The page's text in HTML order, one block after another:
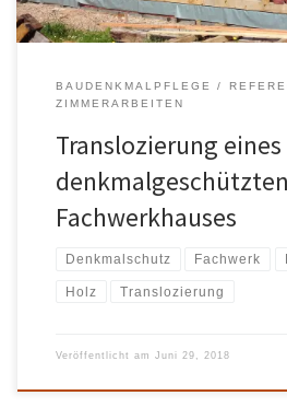
BAUDENKMALPFLEGE
ZIMMERARBEITEN
Translozierung eines
denkmalgeschützten
Fachwerkhauses
Denkmalschutz Fachwerk
Holz Translozierung
Veröffentlicht am Juni 29, 2018